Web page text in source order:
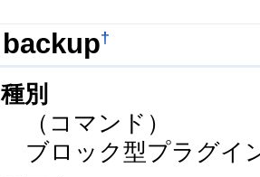
backup†
種別
（コマンド）
ブロック型プラグイ